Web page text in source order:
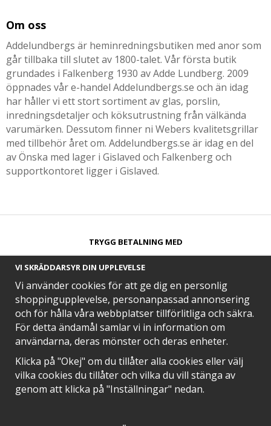
Om oss
Addelundbergs är heminredningsbutiken med anor som
går tillbaka till slutet av 1800-talet. Vår första butik
grundades i Falkenberg 1930 av Adde Lundberg. 2009
öppnades vår e-handel Addelundbergs.se och än idag
har håller vi ett stort sortiment av glas, porslin,
inredningsdetaljer och köksutrustning från välkända
varumärken. Dessutom finner ni Webers kvalitetsgrillar
med tillbehör året om. Addelundbergs.se är idag en del
av Önska med lager i Gislaved och Falkenberg och
supportkontoret ligger i Gislaved.
TRYGG BETALNING MED​
SNABB LEVERANS MED
EN DEL AV
VI SKRÄDDARSYR DIN UPPLEVELSE
Vi använder cookies för att ge dig en personlig
shoppingupplevelse, personanpassad annonsering
och för hålla våra webbplatser tillförlitliga och säkra.
För detta ändamål samlar vi in information om
användarna, deras mönster och deras enheter.
Klicka på "Okej" om du tillåter alla cookies eller välj
vilka cookies du tillåter och vilka du vill stänga av
genom att klicka på "Inställningar" nedan.